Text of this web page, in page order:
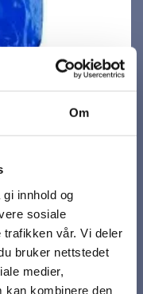
Om
innhold og
sosiale
trafikken vår. Vi deler
bruker nettstedet
medier,
kan kombinere den